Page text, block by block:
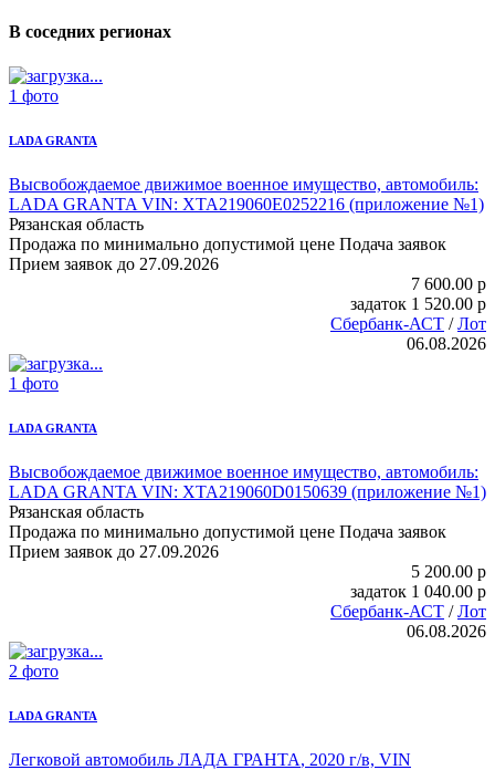
В соседних регионах
1 фото
LADA GRANTA
Высвобождаемое движимое военное имущество, автомобиль:
LADA GRANTA VIN: ХТА219060Е0252216 (приложение №1)
Рязанская область
Продажа по минимально допустимой цене Подача заявок
Прием заявок до 27.09.2026
7 600.00 p
задаток 1 520.00 p
Сбербанк-АСТ /Лот
06.08.2026
1 фото
LADA GRANTA
Высвобождаемое движимое военное имущество, автомобиль:
LADA GRANTA VIN: ХТА219060D0150639 (приложение №1)
Рязанская область
Продажа по минимально допустимой цене Подача заявок
Прием заявок до 27.09.2026
5 200.00 p
задаток 1 040.00 p
Сбербанк-АСТ /Лот
06.08.2026
2 фото
LADA GRANTA
Легковой автомобиль ЛАДА ГРАНТА, 2020 г/в, VIN